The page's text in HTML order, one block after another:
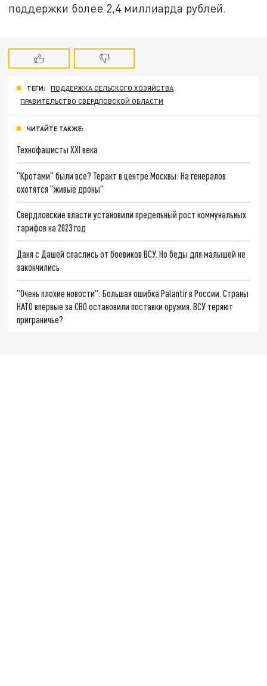
поддержки более 2,4 миллиарда рублей.
ТЕГИ:
ПОДДЕРЖКА СЕЛЬСКОГО ХОЗЯЙСТВА
ПРАВИТЕЛЬСТВО СВЕРДЛОВСКОЙ ОБЛАСТИ
ЧИТАЙТЕ ТАКЖЕ:
Технофашисты XXI века
"Кротами" были все? Теракт в центре Москвы: На генералов
охотятся "живые дроны"
Свердловские власти установили предельный рост коммунальных
тарифов на 2023 год
Даня с Дашей спаслись от боевиков ВСУ. Но беды для малышей не
закончились
"Очень плохие новости": Большая ошибка Palantir в России. Страны
НАТО впервые за СВО остановили поставки оружия. ВСУ теряют
приграничье?